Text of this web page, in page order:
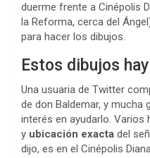
duerme frente a Cinépolis
la Reforma, cerca del
para hacer los dibujos.
Estos dibujos
Una usuaria de Twitter
de don Baldemar, y mucha
interés en ayudarlo. Varios
y ubicación exacta del
dijo, es en el Cinépolis